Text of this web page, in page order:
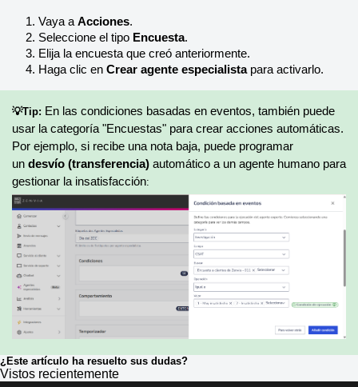
Vaya a Acciones.
Seleccione el tipo Encuesta.
Elija la encuesta que creó anteriormente.
Haga clic en Crear agente especialista para activarlo.
💡Tip: En las condiciones basadas en eventos, también puede
usar la categoría "Encuestas" para crear acciones automáticas.
Por ejemplo, si recibe una nota baja, puede programar
un desvío (transferencia) automático a un agente humano para
gestionar la insatisfacción:
¿Este artículo ha resuelto sus dudas?
Vistos recientemente